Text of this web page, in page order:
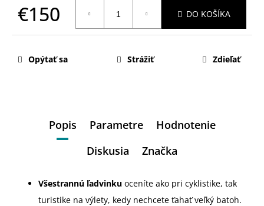
€150 DO KOŠÍKA
Opýtať sa Strážiť Zdieľať
Popis Parametre
Hodnotenie
Diskusia
Značka
Všestrannú ľadvinku oceníte ako pri cyklistike, tak
turistike na výlety, kedy nechcete ťahať veľký batoh.